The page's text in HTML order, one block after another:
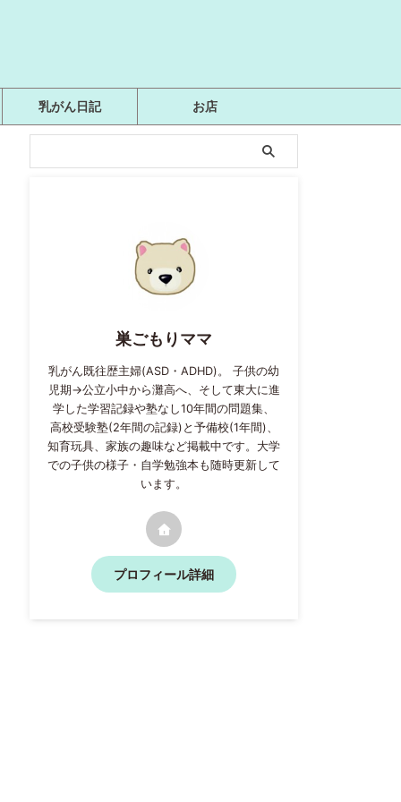
乳がん日記 お店
巣ごもりママ
乳がん既往歴主婦(ASD・ADHD)。 子供の幼
児期→公立小中から灘高へ、そして東大に進
学した学習記録や塾なし10年間の問題集、
高校受験塾(2年間の記録)と予備校(1年間)、
知育玩具、家族の趣味など掲載中です。大学
での子供の様子・自学勉強本も随時更新して
います。
プロフィール詳細